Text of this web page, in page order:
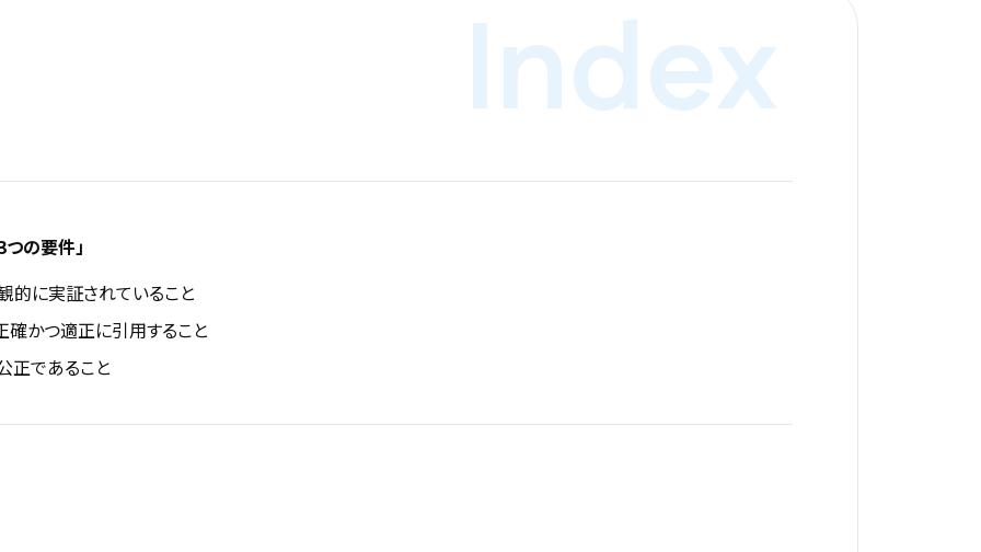
の要件」
に実証されていること
かつ適正に引用すること
であること